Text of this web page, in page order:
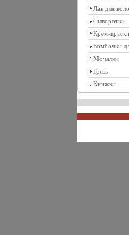
Лак для
Сыворотки
Крем-краски
Бомбочки
Мочалки
Грязь
Книжки